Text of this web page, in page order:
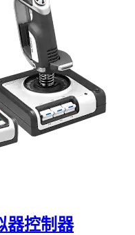
器控制器